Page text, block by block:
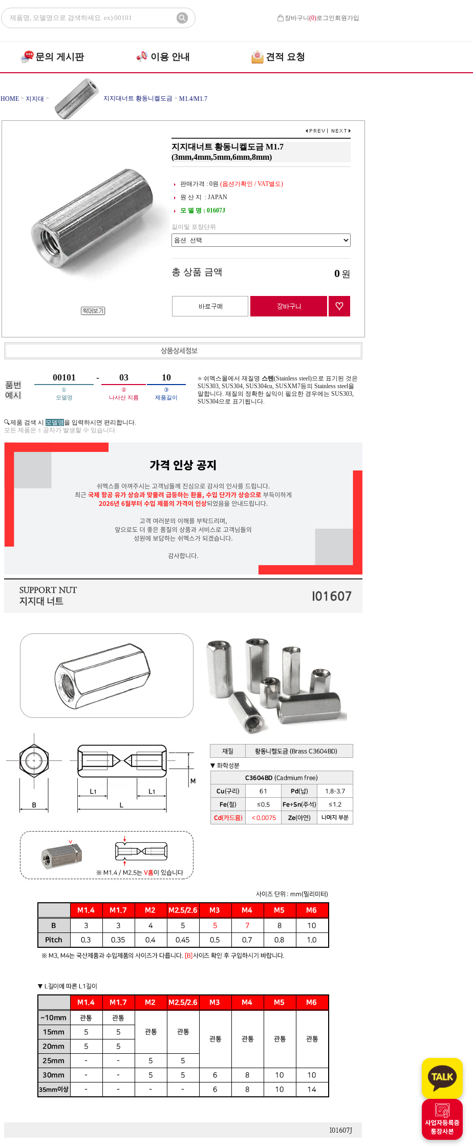
장바구니(0)로그인 회원가입
문의 게시판 이용 안내 견적 요청
HOME > 지지대 > 지지대너트 황동니켈도금 > M1.4/M1.7
지지대너트 황동니켈도금 M1.7
(3mm,4mm,5mm,6mm,8mm)
판매가격 : 0원 (옵션가확인 / VAT별도)
원 산 지 : JAPAN
모 델 명 : 01607J
길이및 포장단위
총 상품 금액 0 원
품번
예시
00101 - 03 10
①
모델명
②
나사산 지름
③
제품길이
⭐ 쉬멕스몰에서 재질명 스텐(Stainless steel)으로 표기된 것은
SUS303, SUS304, SUS304cu, SUSXM7등의 Stainless steel을
말합니다. 재질의 정확한 실익이 필요한 경우에는 SUS303,
SUS304으로 표기됩니다.
🔍제품 검색 시 모델명을 입력하시면 편리합니다.
모든 제품은 ± 공차가 발생할 수 있습니다.